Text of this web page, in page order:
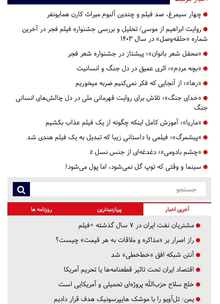
چهار سیمرغ، صد فیلم و چندین آلبوم میراث کارن همایونفر
روایت ابراهیم از موسی/ تحلیل و بررسی جشنواره فیلم فجر در آخرین
شماره «حلقه‌وصل» در سال 1403
«محفل شعر بانوان»؛ پیشتاز در جشنواره شعر فجر
«بچه مردم»؛ اثری عمیق در دل جنگ و انسانیت
«رها»؛ از آنجایی که فکر نمی‌کنیم ضربه میخوریم
«خدای جنگ»؛ تلاش برای روایت قهرمانی ملی در دل چالش‌های انسانی
جنگ
«ماریا»؛ آموزش کامل اینکه چگونه از یک فیلم عذاب بکشیم
«پیشمرگ»؛ فیلمی با داستانی زیبا که تبدیل به یک فیلم هندی شد
«چشم بادومی»؛ دغدغه‌ای از جنس نسل z
سینما و وقتی که توپ گل نمی‌شود، اما پول می‌شود!
آخرین اخبار پربازدیدترین روزنامه ها
مشتریان نفت ایران در ۷ سال گذشته +فیلم
راز اصرار بر «مذاکره و ملاقات به هر قیمت» چیست؟
آنتن شبکه افق «خط‌خطی» شد
اقتصاد ایران تحت تاثیر قطعنامه‌ها یا تحریم‌ آمریکا
خلع سلاح حزب‌الله پروژه‌ای تحمیلی و آمریکایی است
یمن: تل‌آویو را با موشک هایپرسونیک هدف قرار دادیم